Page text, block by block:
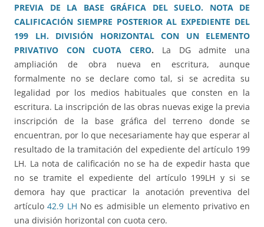
PREVIA DE LA BASE GRÁFICA DEL SUELO. NOTA DE
CALIFICACIÓN SIEMPRE POSTERIOR AL EXPEDIENTE DEL
199 LH. DIVISIÓN HORIZONTAL CON UN ELEMENTO
PRIVATIVO CON CUOTA CERO. La DG admite una
ampliación de obra nueva en escritura, aunque
formalmente no se declare como tal, si se acredita su
legalidad por los medios habituales que consten en la
escritura. La inscripción de las obras nuevas exige la previa
inscripción de la base gráfica del terreno donde se
encuentran, por lo que necesariamente hay que esperar al
resultado de la tramitación del expediente del artículo 199
LH. La nota de calificación no se ha de expedir hasta que
no se tramite el expediente del artículo 199LH y si se
demora hay que practicar la anotación preventiva del
artículo42.9 LH No es admisible un elemento privativo en
una división horizontal con cuota cero.